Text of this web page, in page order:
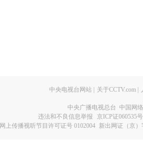
中央电视台网站 关于CCTV.com
中央广播电视总台 中国网
违法和不良信息举报
京ICP证060535号
网上传播视听节目许可证号 0102004 新出网证（京）